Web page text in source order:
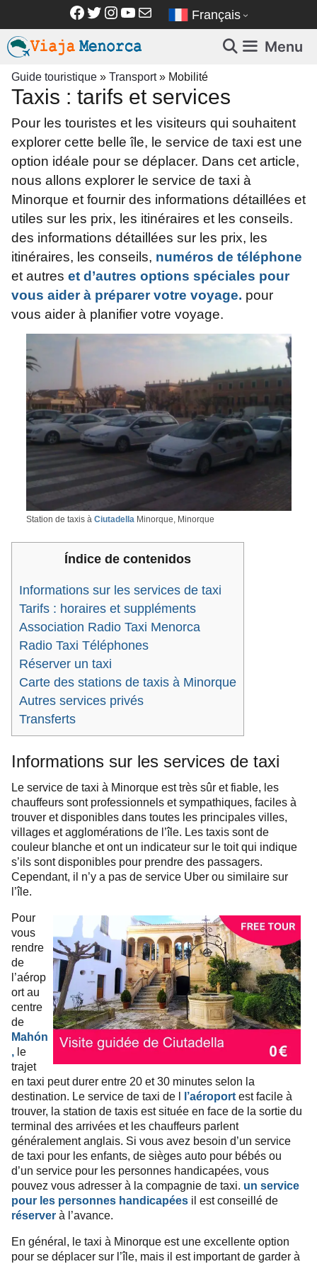
contenu
Facebook
Twitter
Instagram
YouTube
E-mail Français
Menu
Guide touristique » Transport» Mobilité
Taxis : tarifs et services
Pour les touristes et les visiteurs qui souhaitent
explorer cette belle île, le service de taxi est une
option idéale pour se déplacer. Dans cet article,
nous allons explorer le service de taxi à
Minorque et fournir des informations détaillées et
utiles sur les prix, les itinéraires et les conseils.
des informations détaillées sur les prix, les
itinéraires, les conseils, numéros de téléphone
et autres et d’autres options spéciales pour
vous aider à préparer votre voyage. pour
vous aider à planifier votre voyage.
Station de taxis à Ciutadella Minorque, Minorque
Índice de contenidos
Informations sur les services de taxi
Tarifs : horaires et suppléments
Association Radio Taxi Menorca
Radio Taxi Téléphones
Réserver un taxi
Carte des stations de taxis à Minorque
Autres services privés
Transferts
Informations sur les services de taxi
Le service de taxi à Minorque est très sûr et fiable, les
chauffeurs sont professionnels et sympathiques, faciles à
trouver et disponibles dans toutes les principales villes,
villages et agglomérations de l’île. Les taxis sont de
couleur blanche et ont un indicateur sur le toit qui indique
s’ils sont disponibles pour prendre des passagers.
Cependant, il n’y a pas de service Uber ou similaire sur
l’île.
Pour
vous
rendre
de
l’aérop
ort au
centre
de
Mahón
, le
trajet
en taxi peut durer entre 20 et 30 minutes selon la
destination. Le service de taxi de l l’aéroport est facile à
trouver, la station de taxis est située en face de la sortie du
terminal des arrivées et les chauffeurs parlent
généralement anglais. Si vous avez besoin d’un service
de taxi pour les enfants, de sièges auto pour bébés ou
d’un service pour les personnes handicapées, vous
pouvez vous adresser à la compagnie de taxi. un service
pour les personnes handicapées il est conseillé de
réserver à l’avance.
En général, le taxi à Minorque est une excellente option
pour se déplacer sur l’île, mais il est important de garder à